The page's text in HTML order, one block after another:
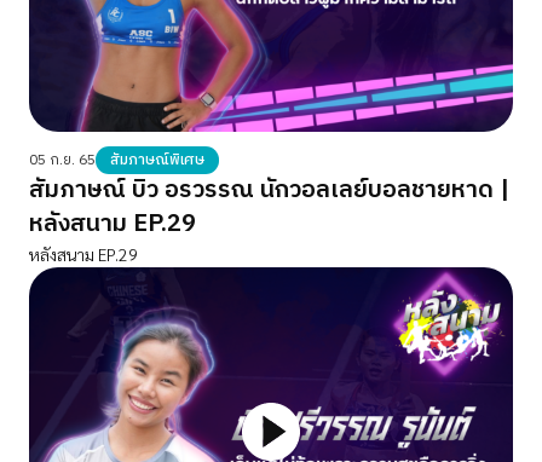
05 ก.ย. 65 สัมภาษณ์พิเศษ
สัมภาษณ์ บิว อรวรรณ นักวอลเลย์บอลชายหาด |
หลังสนาม EP.29
หลังสนาม EP.29